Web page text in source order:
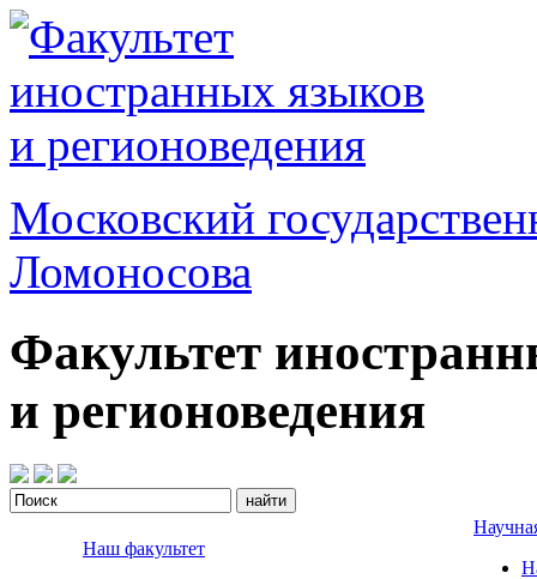
Московский
Ломоносова
Факультет
и регионоведения
Наш факультет